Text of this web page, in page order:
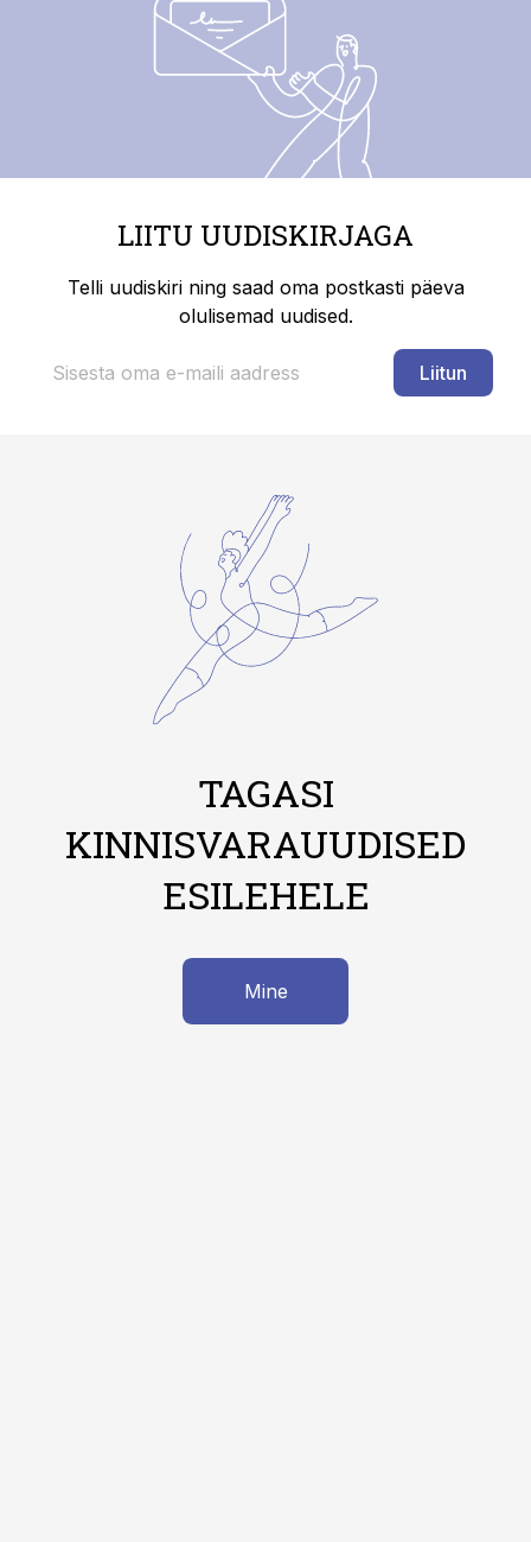
LIITU UUDISKIRJAGA
Telli uudiskiri ning saad oma postkasti päeva
olulisemad uudised.
Liitun
TAGASI
KINNISVARAUUDISED
ESILEHELE
Mine